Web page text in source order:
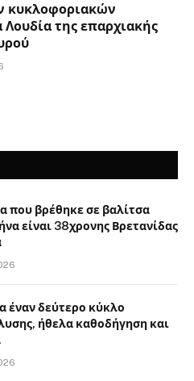
κυκλοφοριακών
της επαρχιακής
που βρέθηκε σε βαλίτσα
είναι 38χρονης Βρετανίδας
έναν δεύτερο κύκλο
ήθελα καθοδήγηση και